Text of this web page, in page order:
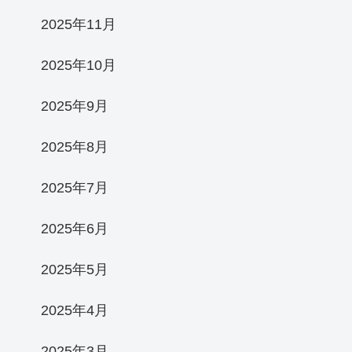
2025年11月
2025年10月
2025年9月
2025年8月
2025年7月
2025年6月
2025年5月
2025年4月